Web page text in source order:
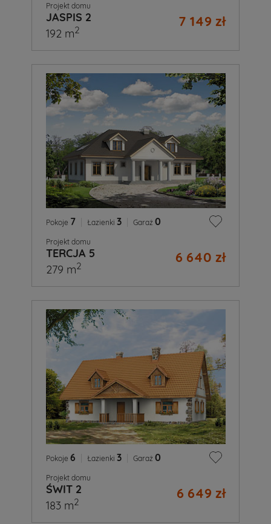
Projekt domu
JASPIS 2 7 149 zł
192 m2
Pokoje 7 Łazienki 3 Garaż 0
Projekt domu
TERCJA 5 6 640 zł
279 m2
Pokoje 6 Łazienki 3 Garaż 0
Projekt domu
ŚWIT 2 6 649 zł
183 m2